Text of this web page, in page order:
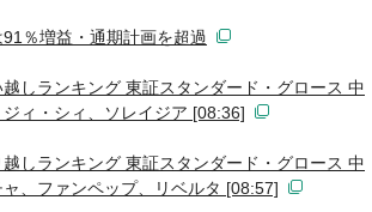
％増益・通期計画を超過
しランキング 東証スタンダード・グロース 中
ィ・シィ、ソレイジア [08:36]
しランキング 東証スタンダード・グロース 中
、ファンペップ、リベルタ [08:57]